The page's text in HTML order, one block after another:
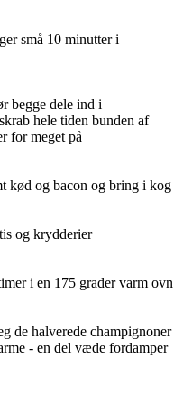
små 10 minutter i
begge dele ind i
hele tiden bunden af
for meget på
kød og bacon og bring i kog
og krydderier
i en 175 grader varm ovn
de halverede champignoner
- en del væde fordamper